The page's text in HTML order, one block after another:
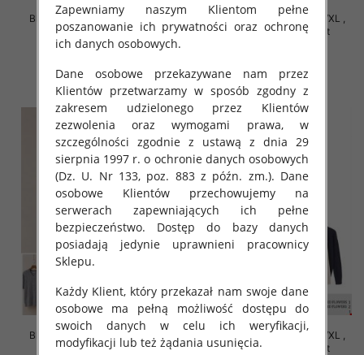
Bluzki damskie Roz S/M-L/XL ,
Mix Kolor Paczka 10 szt
42.00 zł
szczegóły
Bluzki damskie Roz S/M-L/XL ,
Mix Kolor Paczka 10 szt
szczegóły
Bluzki damskie Roz S/M-L/XL ,
Mix Kolor Paczka 10 szt
Bluzki damskie Roz S/M-L/XL ,
Mix Kolor Paczka 10 szt
Zapewniamy naszym Klientom pełne
poszanowanie ich prywatności oraz ochronę
ich danych osobowych.
Dane osobowe przekazywane nam przez
Klientów przetwarzamy w sposób zgodny z
zakresem udzielonego przez Klientów
zezwolenia oraz wymogami prawa, w
szczególności zgodnie z ustawą z dnia 29
sierpnia 1997 r. o ochronie danych osobowych
(Dz. U. Nr 133, poz. 883 z późn. zm.). Dane
osobowe Klientów przechowujemy na
serwerach zapewniających ich pełne
bezpieczeństwo. Dostęp do bazy danych
posiadają jedynie uprawnieni pracownicy
Sklepu.
Każdy Klient, który przekazał nam swoje dane
osobowe ma pełną możliwość dostępu do
swoich danych w celu ich weryfikacji,
modyfikacji lub też żądania usunięcia.